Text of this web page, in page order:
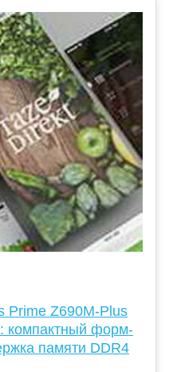
Prime Z690M-Plus
компактный форм-
памяти DDR4